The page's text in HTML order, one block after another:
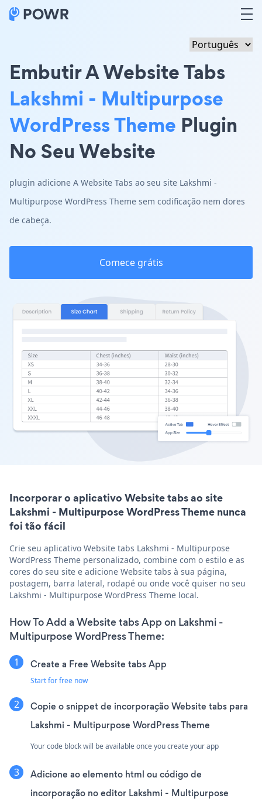
Embutir A Website Tabs
Lakshmi - Multipurpose
WordPress Theme Plugin
No Seu Website
plugin adicione A Website Tabs ao seu site Lakshmi -
Multipurpose WordPress Theme sem codificação nem dores
de cabeça.
Comece grátis
Incorporar o aplicativo Website tabs ao site
Lakshmi - Multipurpose WordPress Theme nunca
foi tão fácil
Crie seu aplicativo Website tabs Lakshmi - Multipurpose
WordPress Theme personalizado, combine com o estilo e as
cores do seu site e adicione Website tabs à sua página,
postagem, barra lateral, rodapé ou onde você quiser no seu
Lakshmi - Multipurpose WordPress Theme local.
How To Add a Website tabs App on Lakshmi -
Multipurpose WordPress Theme:
Create a Free Website tabs App
Start for free now
Copie o snippet de incorporação Website tabs para
Lakshmi - Multipurpose WordPress Theme
Your code block will be available once you create your app
Adicione ao elemento html ou código de
incorporação no editor Lakshmi - Multipurpose